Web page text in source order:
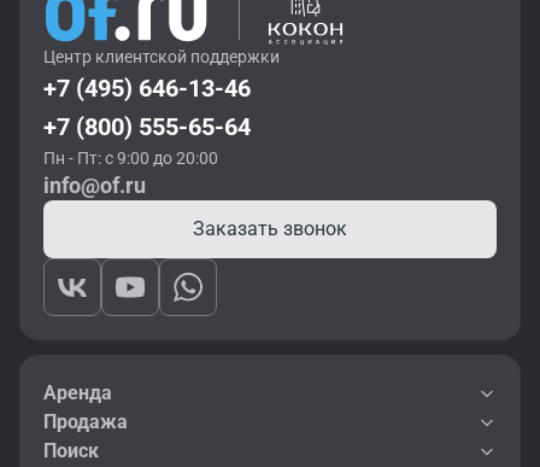
Центр клиентской поддержки
+7 (495) 646-13-46
+7 (800) 555-65-64
Пн - Пт: с 9:00 до 20:00
info@of.ru
Заказать звонок
Аренда
Продажа
Поиск